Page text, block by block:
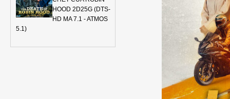
HOOD 2D25G (DTS-
HD MA 7.1 - ATMOS
5.1)